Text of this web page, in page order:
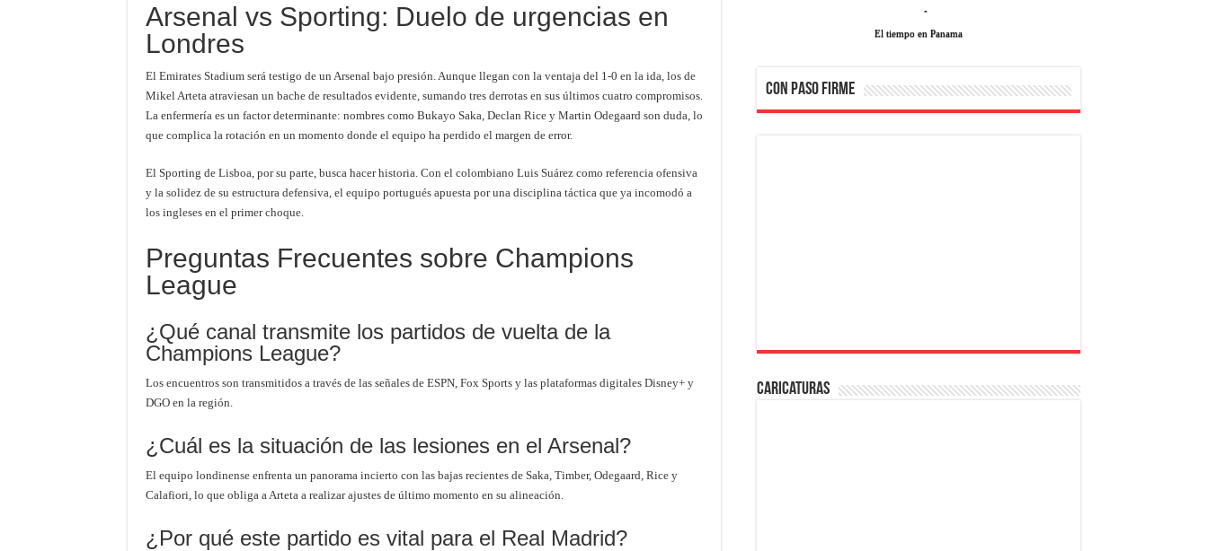
Arsenal vs Sporting: Duelo de urgencias en
Londres
El Emirates Stadium será testigo de un Arsenal bajo presión. Aunque llegan con la ventaja del 1-0 en la ida, los de
Mikel Arteta atraviesan un bache de resultados evidente, sumando tres derrotas en sus últimos cuatro compromisos.
La enfermería es un factor determinante: nombres como Bukayo Saka, Declan Rice y Martin Odegaard son duda, lo
que complica la rotación en un momento donde el equipo ha perdido el margen de error.
El Sporting de Lisboa, por su parte, busca hacer historia. Con el colombiano Luis Suárez como referencia ofensiva
y la solidez de su estructura defensiva, el equipo portugués apuesta por una disciplina táctica que ya incomodó a
los ingleses en el primer choque.
Preguntas Frecuentes sobre Champions
League
¿Qué canal transmite los partidos de vuelta de la
Champions League?
Los encuentros son transmitidos a través de las señales de ESPN, Fox Sports y las plataformas digitales Disney+ y
DGO en la región.
¿Cuál es la situación de las lesiones en el Arsenal?
El equipo londinense enfrenta un panorama incierto con las bajas recientes de Saka, Timber, Odegaard, Rice y
Calafiori, lo que obliga a Arteta a realizar ajustes de último momento en su alineación.
¿Por qué este partido es vital para el Real Madrid?
-
El tiempo en Panama
CON PASO FIRME
Caricaturas